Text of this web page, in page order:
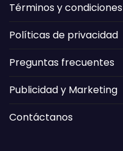
Términos y condiciones
Políticas de privacidad
Preguntas frecuentes
Publicidad y Marketing
Contáctanos